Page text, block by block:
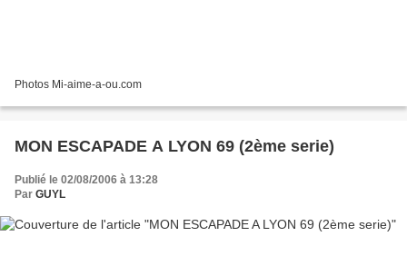
Photos Mi-aime-a-ou.com
MON ESCAPADE A LYON 69 (2ème serie)
Publié le 02/08/2006 à 13:28
Par GUYL